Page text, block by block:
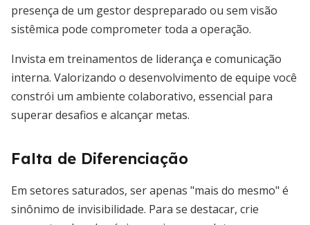
presença de um gestor despreparado ou sem visão
sistêmica pode comprometer toda a operação.
Invista em treinamentos de liderança e comunicação
interna. Valorizando o desenvolvimento de equipe você
constrói um ambiente colaborativo, essencial para
superar desafios e alcançar metas.
Falta de Diferenciação
Em setores saturados, ser apenas "mais do mesmo" é
sinônimo de invisibilidade. Para se destacar, crie